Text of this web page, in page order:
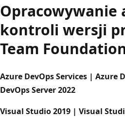
Opracowywanie
kontroli wersji
Team
Azure DevOps Services | Azure
DevOps Server 2022
Visual Studio 2019 | Visual